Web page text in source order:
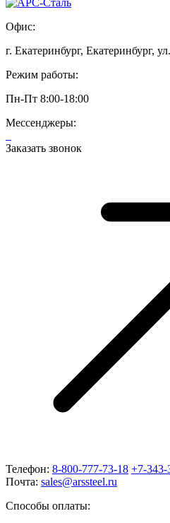
Офис:
г. Екатеринбург, Екатеринбург,
Режим работы:
Пн-Пт 8:00-18:00
Мессенджеры:
Заказать звонок
Телефон: 8-800-777-73-18 +7-343-
Почта: sales@arssteel.ru
Способы оплаты: